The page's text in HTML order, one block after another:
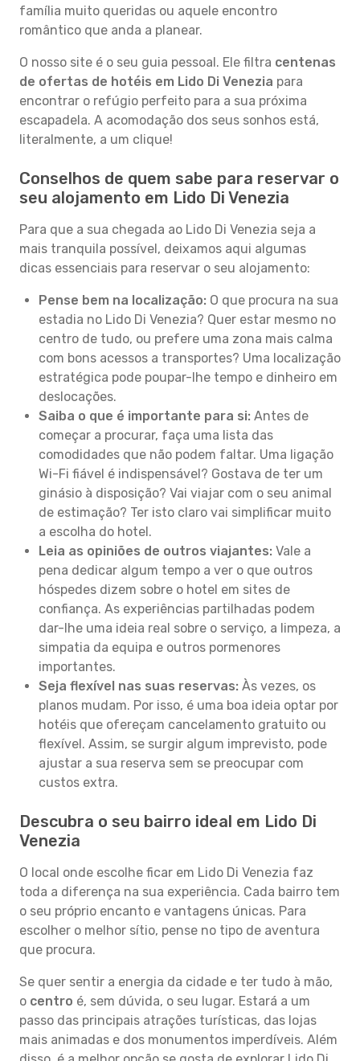
família muito queridas ou aquele encontro
romântico que anda a planear.
O nosso site é o seu guia pessoal. Ele filtra centenas
de ofertas de hotéis em Lido Di Venezia para
encontrar o refúgio perfeito para a sua próxima
escapadela. A acomodação dos seus sonhos está,
literalmente, a um clique!
Conselhos de quem sabe para reservar o
seu alojamento em Lido Di Venezia
Para que a sua chegada ao Lido Di Venezia seja a
mais tranquila possível, deixamos aqui algumas
dicas essenciais para reservar o seu alojamento:
Pense bem na localização: O que procura na sua
estadia no Lido Di Venezia? Quer estar mesmo no
centro de tudo, ou prefere uma zona mais calma
com bons acessos a transportes? Uma localização
estratégica pode poupar-lhe tempo e dinheiro em
deslocações.
Saiba o que é importante para si: Antes de
começar a procurar, faça uma lista das
comodidades que não podem faltar. Uma ligação
Wi-Fi fiável é indispensável? Gostava de ter um
ginásio à disposição? Vai viajar com o seu animal
de estimação? Ter isto claro vai simplificar muito
a escolha do hotel.
Leia as opiniões de outros viajantes: Vale a
pena dedicar algum tempo a ver o que outros
hóspedes dizem sobre o hotel em sites de
confiança. As experiências partilhadas podem
dar-lhe uma ideia real sobre o serviço, a limpeza, a
simpatia da equipa e outros pormenores
importantes.
Seja flexível nas suas reservas: Às vezes, os
planos mudam. Por isso, é uma boa ideia optar por
hotéis que ofereçam cancelamento gratuito ou
flexível. Assim, se surgir algum imprevisto, pode
ajustar a sua reserva sem se preocupar com
custos extra.
Descubra o seu bairro ideal em Lido Di
Venezia
O local onde escolhe ficar em Lido Di Venezia faz
toda a diferença na sua experiência. Cada bairro tem
o seu próprio encanto e vantagens únicas. Para
escolher o melhor sítio, pense no tipo de aventura
que procura.
Se quer sentir a energia da cidade e ter tudo à mão,
o centro é, sem dúvida, o seu lugar. Estará a um
passo das principais atrações turísticas, das lojas
mais animadas e dos monumentos imperdíveis. Além